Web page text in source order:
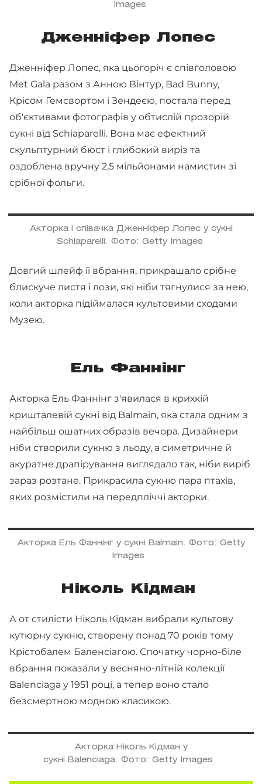
Images
Дженніфер Лопес
Дженніфер Лопес, яка цьогоріч є співголовою
Met Gala разом з Анною Вінтур, Bad Bunny,
Крісом Гемсвортом і Зендеєю, постала перед
об'єктивами фотографів у обтислій прозорій
сукні від Schiaparelli. Вона має ефектний
скульптурний бюст і глибокий виріз та
оздоблена вручну 2,5 мільйонами намистин зі
срібної фольги.
Акторка і співачка Дженніфер Лопес у сукні
Schiaparelli. Фото: Getty Images
Довгий шлейф її вбрання, прикрашало срібне
блискуче листя і лози, які ніби тягнулися за нею,
коли акторка підіймалася культовими сходами
Музею.
Ель Фаннінг
Акторка Ель Фаннінг з'явилася в крихкій
кришталевій сукні від Balmain, яка стала одним з
найбільш ошатних образів вечора. Дизайнери
ніби створили сукню з льоду, а симетричне й
акуратне драпірування виглядало так, ніби виріб
зараз розтане. Прикрасила сукню пара птахів,
яких розмістили на передпліччі акторки.
Акторка Ель Фаннінг у сукні Balmain. Фото: Getty
Images
Ніколь Кідман
А от стилісти Ніколь Кідман вибрали культову
кутюрну сукню, створену понад 70 років тому
Крістобалем Баленсіагою. Спочатку чорно-біле
вбрання показали у весняно-літній колекції
Balenciaga у 1951 році, а тепер воно стало
безсмертною модною класикою.
Акторка Ніколь Кідман у
сукні Balenciaga. Фото: Getty Images